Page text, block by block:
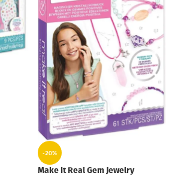
-20%
Make It Real Gem Jewelry